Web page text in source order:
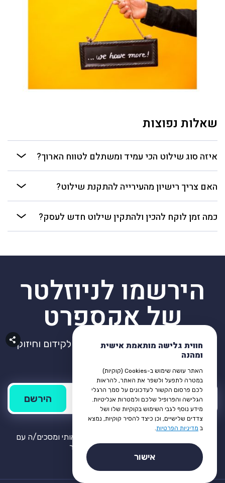
שאלות נפוצות
איזה סוג שילוט הכי עמיד ומשתלם לטווח הארוך?
האם צריך רישיון מהעירייה להתקנת שילוט?
כמה זמן לוקח להכין ולהתקין שילוט חדש לעסק?
חווית גלישה מותאמת אישית
ומהנה
האתר עושה שימוש ב-Cookies (קוקיות)
במטרה לתפעל ולשפר את האתר, להראות
לכם פרסום הקשור לעדכונים על סמך הרגלי
הגלישה והפרופיל שלכם ולמטרות אנליטיות.
מידע נוסף לגבי השימוש בקוקיות שלו ושל
צדדים שלישיים, וכן כיצד להסיר קוקיות, נמצא
ב מדיניות הפרטיות.
אישור
הירשמו לניוזלטר
של אקספרט
קבלו גישה מהירה לכל מה שקשור לקידום וחיזוק
בהרשמה לניוזלטרים, אני מאשר/ת שקראותי ומסכים/ה עם
של האתר